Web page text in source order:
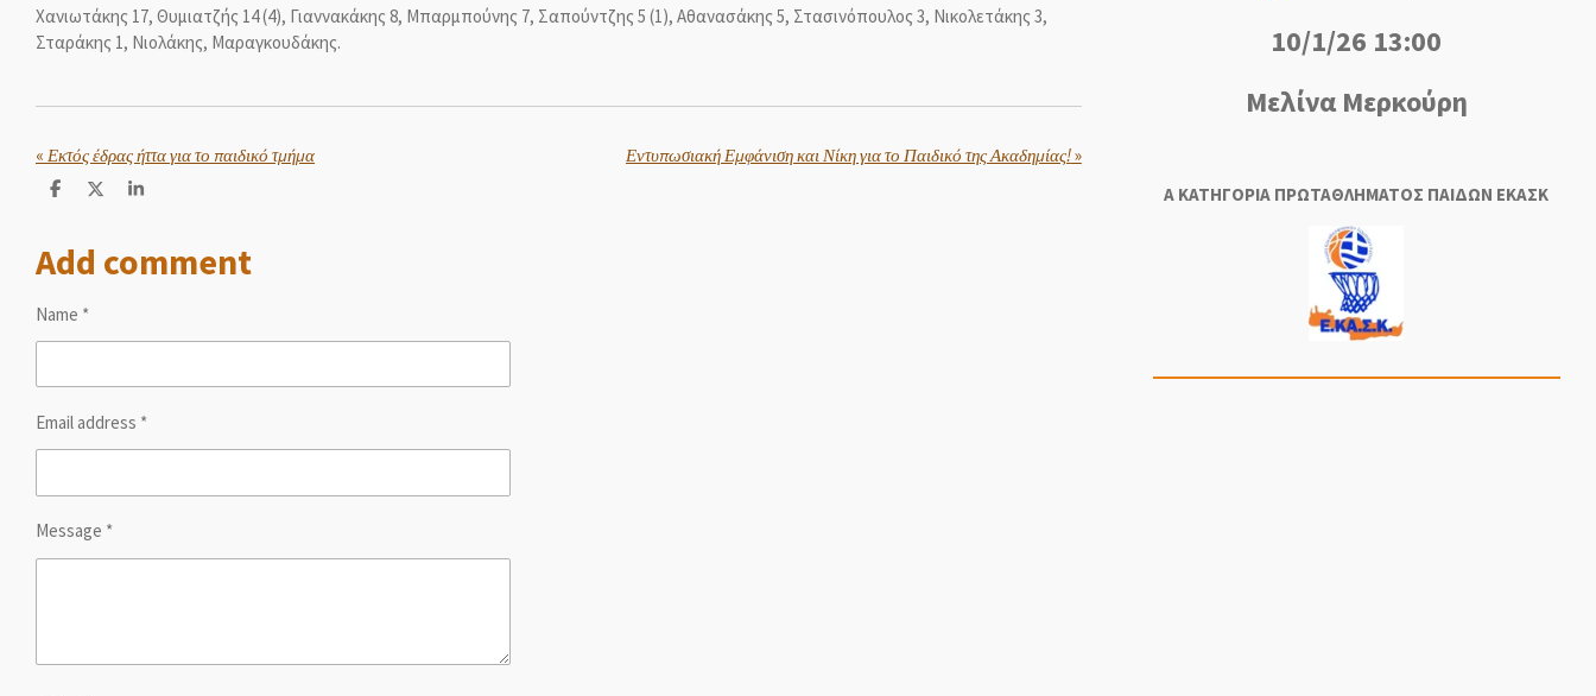
Χανιωτάκης 17, Θυμιατζής 14 (4), Γιαννακάκης 8, Μπαρμπούνης 7, Σαπούντζης 5 (1), Αθανασάκης 5, Στασινόπουλος 3, Νικολετάκης 3,
Σταράκης 1, Νιολάκης, Μαραγκουδάκης.
« Εκτός έδρας ήττα για το παιδικό τμήμα Εντυπωσιακή Εμφάνιση και Νίκη για το Παιδικό της Ακαδημίας!»
S
e
S
S
e
Add comment
Name *
Email address *
Message *
10/1/26 13:00
Μελίνα Μερκούρη
Α ΚΑΤΗΓΟΡΙΑ ΠΡΩΤΑΘΛΗΜΑΤΟΣ ΠΑΙΔΩΝ ΕΚΑΣΚ